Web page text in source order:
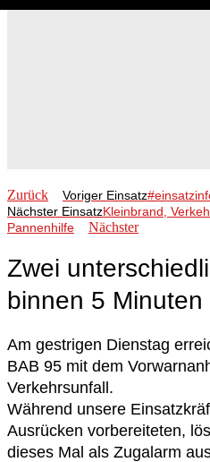
Zurück Voriger Einsatz
Nächster EinsatzKleinbrand,
Pannenhilfe
Nächster
Zwei
binnen 5 Minuten
Am gestrigen Dienstag
BAB 95 mit dem
Verkehrsunfall.
Während unsere
Ausrücken vorbereiteten,
dieses Mal als Zugalarm